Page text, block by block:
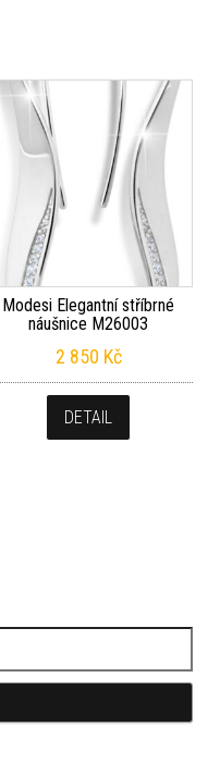
Modesi Elegantní stříbrné
náušnice M26003
2 850 Kč
DETAIL